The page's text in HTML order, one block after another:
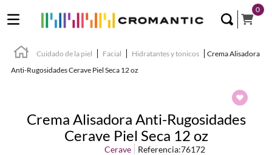
0
Cuidado de la piel Facial Hidratantes y tonicos
Crema Alisadora
Anti-Rugosidades Cerave Piel Seca 12 oz
Crema Alisadora Anti-Rugosidades
Cerave Piel Seca 12 oz
Cerave Referencia:76172